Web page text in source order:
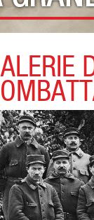
Les combattants